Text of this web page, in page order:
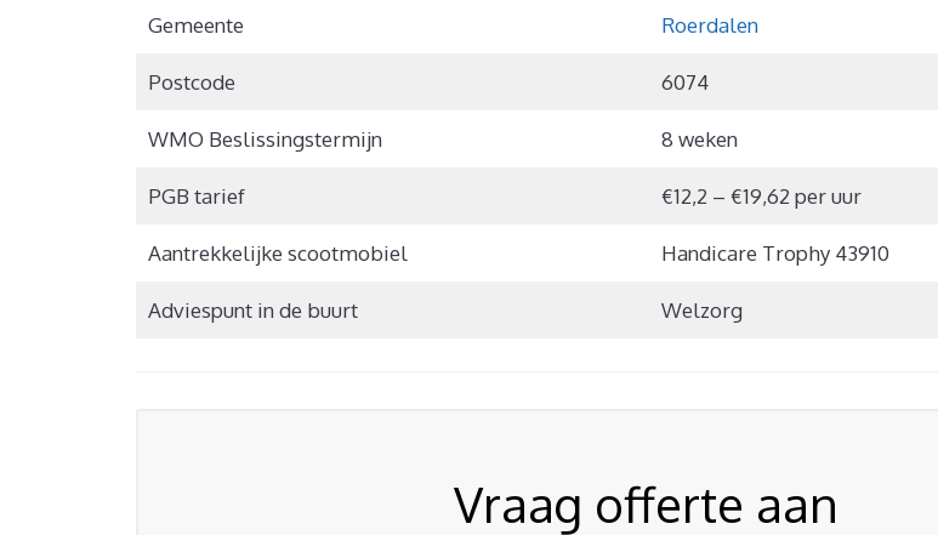
Gemeente Roerdalen
Postcode 6074
WMO Beslissingstermijn 8 weken
PGB tarief €12,2 – €19,62 per uur
Aantrekkelijke scootmobiel Handicare Trophy 43910
Adviespunt in de buurt Welzorg
Vraag offerte aan